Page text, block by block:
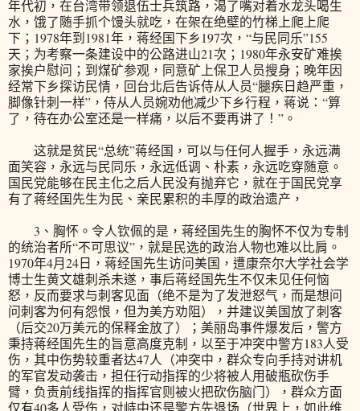
年代初，在台湾带领退伍士兵筑路，渴了嘴对着水龙头喝生
水，饿了随手抓个馒头就吃，在架在绝壁的竹梯上爬上爬
下；1978年到1981年，蒋经国下乡197次，“与民同乐”155
天；为考察一条建设中的公路进山21次；1980年永安矿难挨
家挨户慰问；到煤矿参观，同意矿上保卫人员搜身；晚年因
经常下乡探访民情，回台北后告诉侍从人员“腿疾日趋严重，
脚像针刺一样”，侍从人员婉劝他减少下乡行程，蒋说：“算
了，待在办公室还是一样痛，以后不要再讲了！”。
这就是贫民“总统”蒋经国，可以与任何人握手，永远满
面笑容，永远与民同乐，永远低调、朴素，永远吃穿随意。
国民党能够在民主化之后人民没有抛弃它，就在于国民党享
有了蒋经国先生为民、亲民累积的丰厚的政治遗产，
3、胸怀。令人钦佩的是，蒋经国先生的胸怀不仅为专制
的统治者所“不可思议”，就是民选的政治人物也难以比肩。
1970年4月24日，蒋经国先生访问美国，遭康奈尔大学社会学
博士生黄文雄刺杀未遂，事后蒋经国先生不仅未见任何恼
怒，反而要求与刺客见面（绝不是为了发泄怒气，而是想问
问刺客为何有怨恨，但为美方劝阻），并建议美国放了刺客
（后交20万美元的保释金放了）；美丽岛事件爆发后，警方
秉持蒋经国先生的旨意高度克制，以至于冲突中警方183人受
伤，其中伤势较重者达47人（冲突中，群众专向手持对讲机
的军官发动袭击，担任行动指挥的少将被人用破瓶砍伤手
臂，负责前线指挥的指挥官则被火把砍伤脑门），群众方面
仅有40多人受伤，对峙中还是警方先退场（世界上，如此维